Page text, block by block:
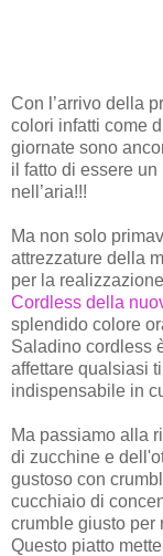
Con l’arrivo della
colori infatti come
giornate sono
il fatto di essere
nell’aria!!!
Ma non solo
attrezzature della
per la
Cordless della
splendido colore
Saladino cordless
affettare qualsiasi
indispensabile in
Ma passiamo alla
di zucchine e
gustoso con
cucchiaio di
crumble giusto per
Questo piatto